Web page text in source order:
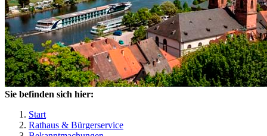
Sie befinden sich hier:
Start
Rathaus & Bürgerservice